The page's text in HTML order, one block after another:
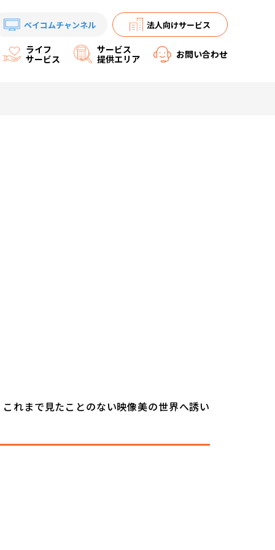
ベイコムチャンネル 法人向けサービス
ライフ
サービス
サービス
提供エリア
お問い合わせ
れまで見たことのない映像美の世界へ誘い